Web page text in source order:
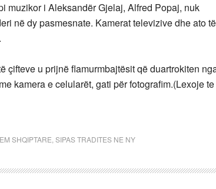
muzikor i Aleksandër Gjelaj, Alfred Popaj, nuk
në dy pasmesnate. Kamerat televizive dhe ato të
çifteve u prijnë flamurmbajtësit që duartrokiten
kamera e celularët, gati për fotografim.(Lexoje te
SHQIPTARE SIPAS TRADITES NE NY